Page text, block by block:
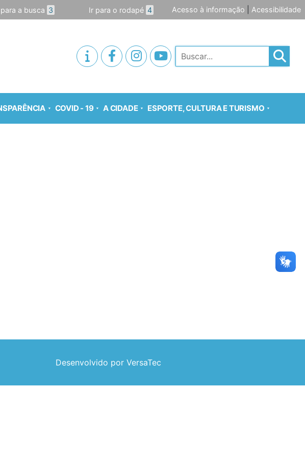
a busca 3 Ir para o rodapé 4 Acesso à informação Acessibilidade
Pesquisar
COVID - 19 A CIDADE ESPORTE, CULTURA E TURISMO
Desenvolvido por VersaTec